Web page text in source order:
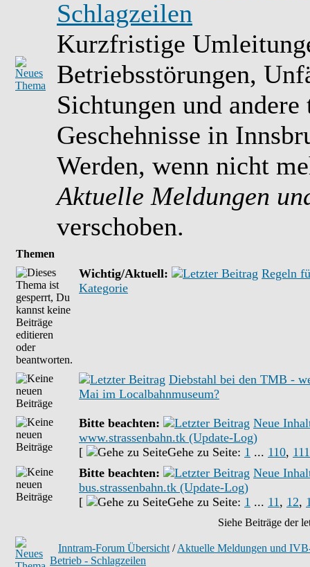
Schlagzeilen
Kurzfristige
Betriebsstörungen,
Sichtungen und
Geschehnisse in
Werden, wenn nicht
Aktuelle Meldungen
verschoben.
Themen
Wichtig/Aktuell:
Regeln
Kategorie
Diebstahl bei den TMB -
Mai im Localbahnmuseum?
Bitte beachten:
Neue
www.strassenbahn.tk (Update-Log)
[
Gehe zu Seite: 1 ... 110, 111
Bitte beachten:
Neue
bus.strassenbahn.tk (Update-Log)
[
Gehe zu Seite: 1 ... 11, 12,
Siehe Beiträge der
Inntram-Forum Übersicht /Aktuelle Meldungen und
Betrieb - Schlagzeilen